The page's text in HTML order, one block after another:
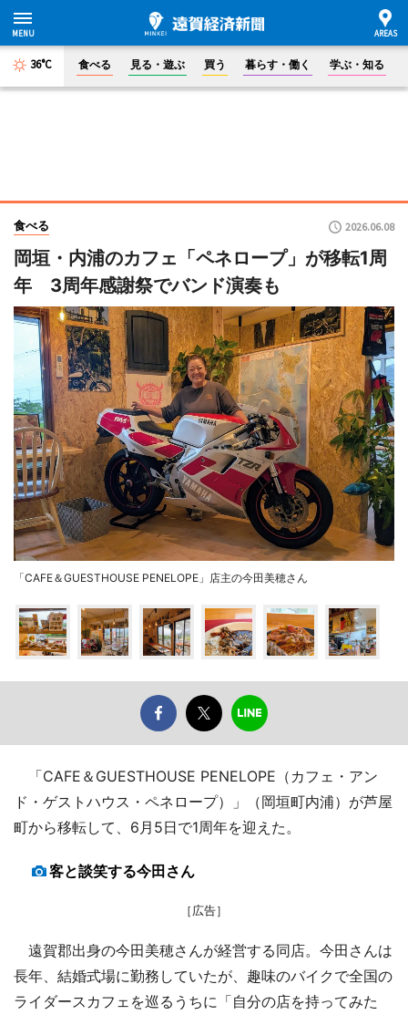
36°C 食べる 見る・遊ぶ 買う 暮らす・働く 学ぶ・知る
食べる 2026.06.08
岡垣・内浦のカフェ「ペネロープ」が移転1周
年 3周年感謝祭でバンド演奏も
「CAFE＆GUESTHOUSE PENELOPE」店主の今田美穂さん
「CAFE＆GUESTHOUSE PENELOPE（カフェ・アン
ド・ゲストハウス・ペネロープ）」（岡垣町内浦）が芦屋
町から移転して、6月5日で1周年を迎えた。
客と談笑する今田さん
［広告］
遠賀郡出身の今田美穂さんが経営する同店。今田さんは
長年、結婚式場に勤務していたが、趣味のバイクで全国の
ライダースカフェを巡るうちに「自分の店を持ってみた